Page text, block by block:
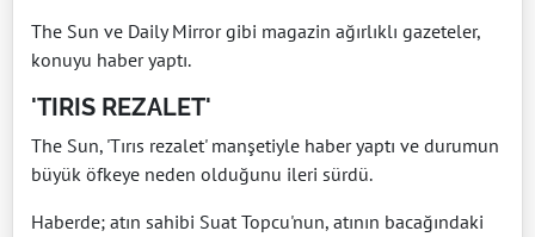
The Sun ve Daily Mirror gibi magazin ağırlıklı gazeteler,
konuyu haber yaptı.
'TIRIS REZALET'
The Sun, 'Tırıs rezalet' manşetiyle haber yaptı ve durumun
büyük öfkeye neden olduğunu ileri sürdü.
Haberde; atın sahibi Suat Topcu'nun, atının bacağındaki